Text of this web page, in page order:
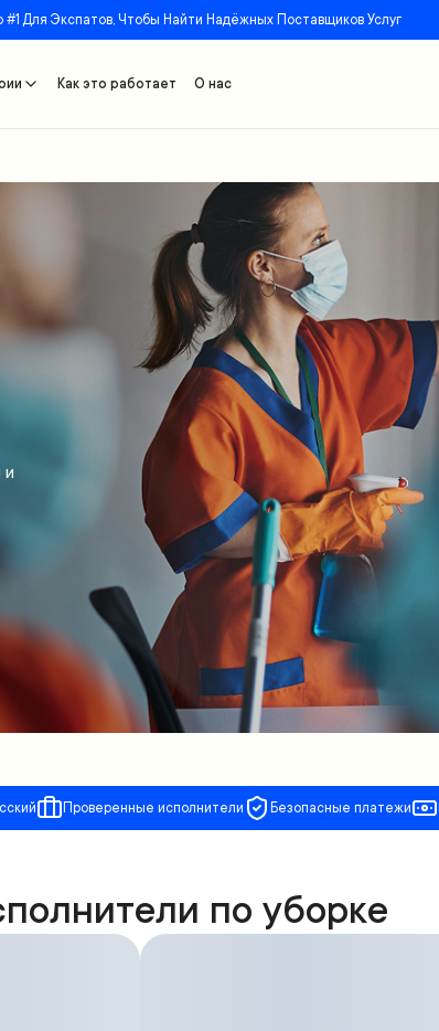
#1 Для Экспатов, Чтобы Найти Надёжных Поставщиков Услуг
Как это работает О нас
и
Проверенные исполнители Безопасные платежи
по уборке